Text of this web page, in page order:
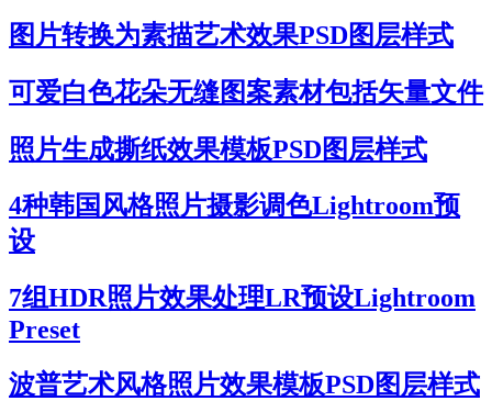
图片转换为素描艺术效果PSD图层样式
可爱白色花朵无缝图案素材包括矢量文件
照片生成撕纸效果模板PSD图层样式
4种韩国风格照片摄影调色Lightroom预
设
7组HDR照片效果处理LR预设Lightroom
Preset
波普艺术风格照片效果模板PSD图层样式